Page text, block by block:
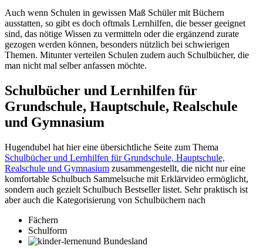
Auch wenn Schulen in gewissen Maß Schüler mit Büchern
ausstatten, so gibt es doch oftmals Lernhilfen, die besser geeignet
sind, das nötige Wissen zu vermitteln oder die ergänzend zurate
gezogen werden können, besonders nützlich bei schwierigen
Themen. Mitunter verteilen Schulen zudem auch Schulbücher, die
man nicht mal selber anfassen möchte.
Schulbücher und Lernhilfen für
Grundschule, Hauptschule, Realschule
und Gymnasium
Hugendubel hat hier eine übersichtliche Seite zum Thema
Schulbücher und Lernhilfen für Grundschule, Hauptschule,
Realschule und Gymnasium zusammengestellt, die nicht nur eine
komfortable Schulbuch Sammelsuche mit Erklärvideo ermöglicht,
sondern auch gezielt Schulbuch Bestseller listet. Sehr praktisch ist
aber auch die Kategorisierung von Schulbüchern nach
Fächern
Schulform
und Bundesland